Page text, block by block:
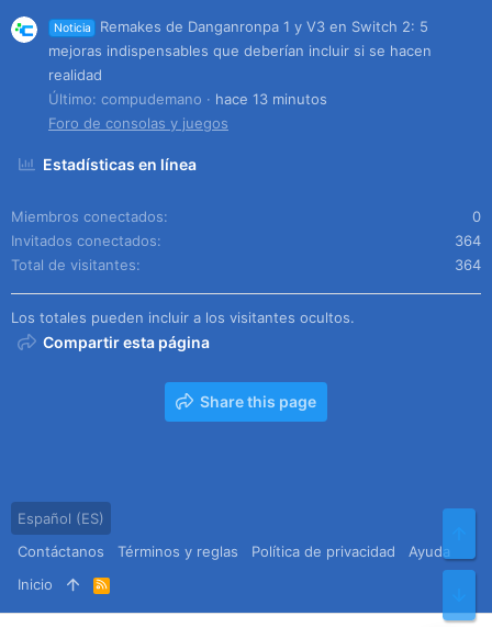
Noticia
Remakes de Danganronpa 1 y V3 en Switch 2: 5
mejoras indispensables que deberían incluir si se hacen
realidad
Último: compudemano
hace 13 minutos
Foro de consolas y juegos
Estadísticas en línea
Miembros conectados
0
Invitados conectados
364
Total de visitantes
364
Los totales pueden incluir a los visitantes ocultos.
Compartir esta página
Share this page
Español (ES)
Contáctanos
Términos y reglas Política de privacidad
Ayuda
Inicio
R
S
S